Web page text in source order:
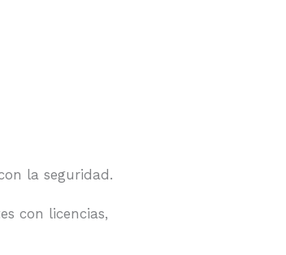
la seguridad.
con licencias,